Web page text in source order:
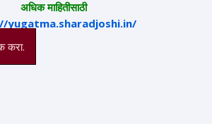
अधिक माहितीसाठी
yugatma.sharadjoshi.in/
करा.